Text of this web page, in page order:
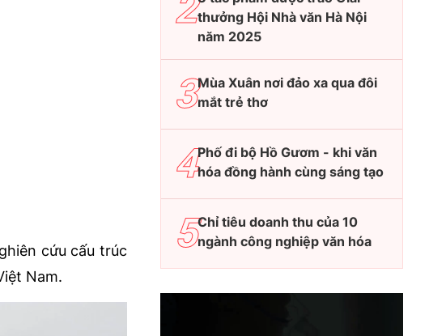
cứu cấu trúc
Nam.
thưởng Hội Nhà văn Hà Nội
năm 2025
Mùa Xuân nơi đảo xa qua đôi
mắt trẻ thơ
Phố đi bộ Hồ Gươm - khi văn
hóa đồng hành cùng sáng tạo
Chỉ tiêu doanh thu của 10
ngành công nghiệp văn hóa